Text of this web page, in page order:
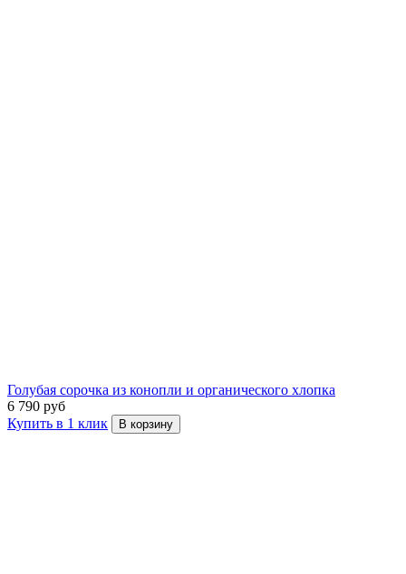
Голубая сорочка из конопли и органического хлопка
6 790 руб
Купить в 1 клик
В корзину